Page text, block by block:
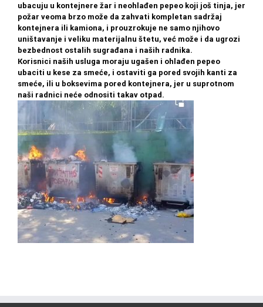
ubacuju u kontejnere žar i neohlađen pepeo koji još tinja, jer
požar veoma brzo može da zahvati kompletan sadržaj
kontejnera ili kamiona, i prouzrokuje ne samo njihovo
uništavanje i veliku materijalnu štetu, već može i da ugrozi
bezbednost ostalih sugrađana i naših radnika.
Кorisnici naših usluga moraju ugašen i ohlađen pepeo
ubaciti u kese za smeće, i ostaviti ga pored svojih kanti za
smeće, ili u boksevima pored kontejnera, jer u suprotnom
naši radnici neće odnositi takav otpad.